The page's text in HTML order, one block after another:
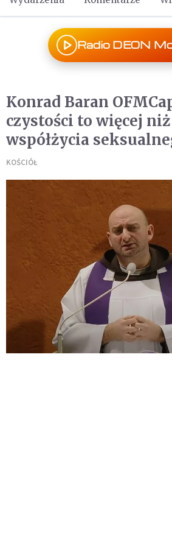
Radio DEON
Konrad Baran
czystości to więcej
współżycia
KOŚCIÓŁ